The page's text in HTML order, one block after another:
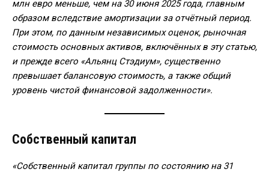
млн евро меньше, чем на 30 июня 2025 года, главным
образом вследствие амортизации за отчётный период.
При этом, по данным независимых оценок, рыночная
стоимость основных активов, включённых в эту статью,
и прежде всего «Альянц Стэдиум», существенно
превышает балансовую стоимость, а также общий
уровень чистой финансовой задолженности».
Собственный капитал
«Собственный капитал группы по состоянию на 31